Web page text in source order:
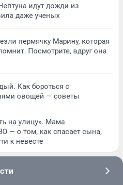
идут дожди из
даже ученых
пермячку Марину, которая
Посмотрите, вдруг она
Как бороться с
овощей — советы
на улицу». Мама
— о том, как спасает сына,
к невесте